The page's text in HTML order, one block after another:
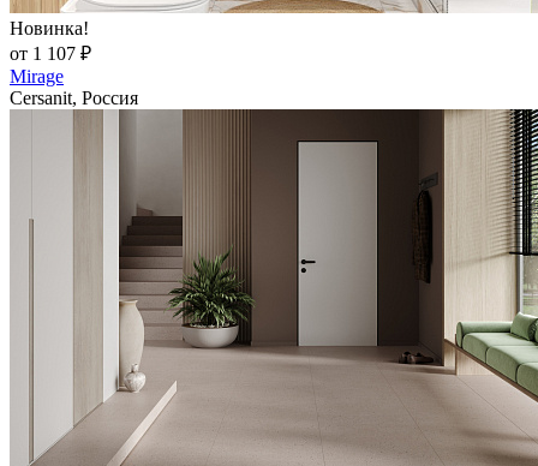
Новинка!
от 1 107 ₽
Mirage
Cersanit, Россия